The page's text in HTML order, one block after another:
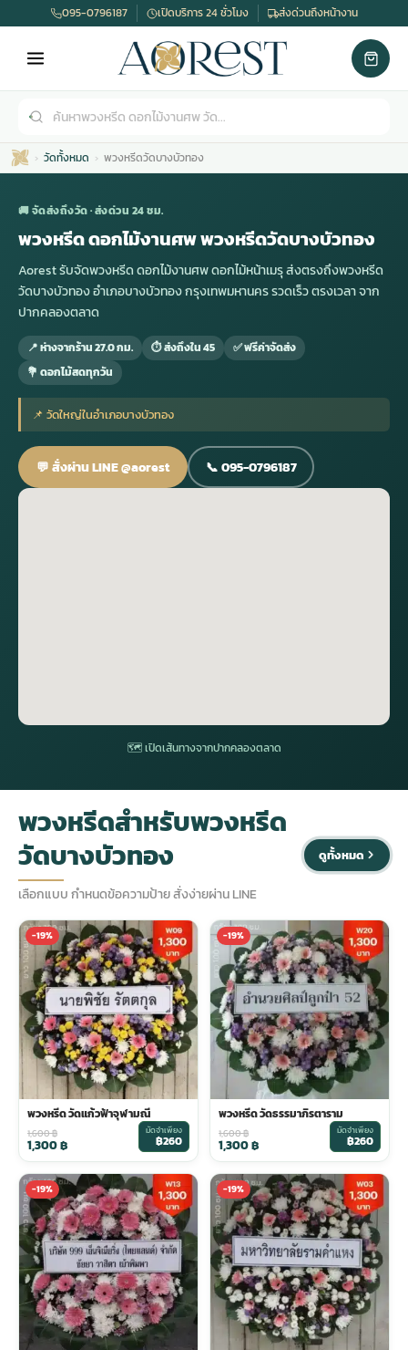
ดอกไม้หน้าศพ
ดอกไม้จัดงานศพ
จัดดอกไม้หน้าศพ
ดอกไม้หน้าหีบ
ดอกไม้งานศพ กรุงเทพ
ดอกไม้งานศพ ปากคลองตลาด
ร้านดอกไม้งานศพ ใกล้ฉัน
ดอกไม้งานศพ ราคาถูก
จัดดอกไม้งานศพ ราคา
ดอกไม้งานศพ ส่งฟรี
ดอกไม้งานศพ ออนไลน์
พวงดอกไม้งานศพ
tpdecorate ปูพื้น
พวงหรีด กรุงเทพ
พวงหรีดราคา
สั่งพวงหรีด
ร้านพวงหรีด
พวงหรีดดอกไม้สด ราคาถูก
สั่งพวงหรีด ออนไลน์
ส่งพวงหรีด ด่วน กรุงเทพ
ร้านพวงหรีด กรุงเทพ ส่งฟรี
พวงหรีด ปากคลองตลาด ราคา
พวงหรีด ส่งด่วน วันนี้
มรุ
น้าเมรุ
มรุสีขาว
ไม้หน้าเมรุ
ระดับเมรุ
มรุ ออนไลน์
มรุ ส่งด่วน
น้าเมรุ กรุงเทพ
ไม้งานแต่ง
ไม้งานแต่ง ราคา
ไม้งานแต่ง ราคาถูก
ไม้งานแต่ง กรุงเทพ
พวงหรีดพัดลม
พวงหรีดพัดลม ราคา
พวงหรีดพัดลม ราคาถูก
พวงหรีดพัดลม กรุงเทพ
พวงหรีดพัดลม แบบสวยๆ
รับจัดงานศพ
รับจัดงานศพ ราคา
รับจัดงานศพ ครบวงจร
รับจัดงานศพ กรุงเทพ
095-0796187 เปิดบริการ 24 ชั่วโมง ส่งด่วนถึงหน้างาน
วัดทั้งหมด พวงหรีดวัดบางบัวทอง
🚚 จัดส่งถึงวัด · ส่งด่วน 24 ชม.
พวงหรีด ดอกไม้งานศพ พวงหรีดวัดบางบัวทอง
Aorest รับจัดพวงหรีด ดอกไม้งานศพ ดอกไม้หน้าเมรุ ส่งตรงถึงพวงหรีด
วัดบางบัวทอง อำเภอบางบัวทอง กรุงเทพมหานคร รวดเร็ว ตรงเวลา จาก
ปากคลองตลาด
📍 ห่างจากร้าน 27.0 กม. ⏱ ส่งถึงใน 45
✅ ฟรีค่าจัดส่ง
💐 ดอกไม้สดทุกวัน
📌 วัดใหญ่ในอำเภอบางบัวทอง
💬 สั่งผ่าน LINE @aorest 📞 095-0796187
🗺 เปิดเส้นทางจากปากคลองตลาด
พวงหรีดสำหรับพวงหรีด
วัดบางบัวทอง
เลือกแบบ กำหนดข้อความป้าย สั่งง่ายผ่าน LINE
ดูทั้งหมด
-19%
พวงหรีด วัดแก้วฟ้าจุฬามณี
1,600฿
1,300฿
มัดจำเพียง
฿260
-19%
พวงหรีด วัดธรรมาภิรตาราม
1,600฿
1,300฿
มัดจำเพียง
฿260
-19% -19%